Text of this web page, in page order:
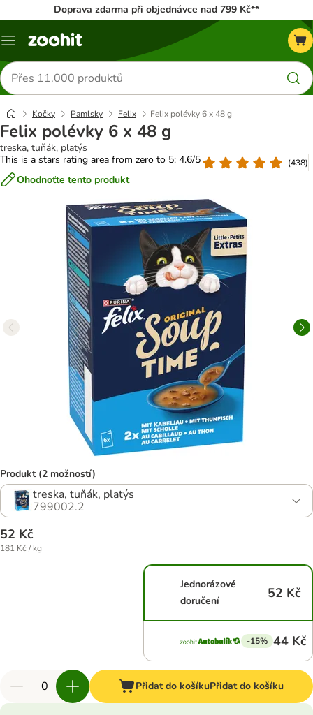
Doprava zdarma při objednávce nad 799 Kč**
Menu
Hledat
produkty
Kočky Pamlsky Felix Felix polévky 6 x 48 g
Felix polévky 6 x 48 g
treska, tuňák, platýs
This is a stars rating area from zero to 5: 4.6/5
(438)
Ohodnoťte tento produkt
Produkt (2 možností)
treska, tuňák, platýs
799002.2
52 Kč
181 Kč / kg
Jednorázové
doručení
52 Kč
-15% 44 Kč
Přidat do košíkuPřidat do košíku